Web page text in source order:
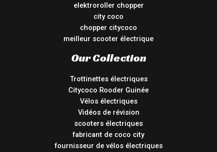
elektroroller chopper
city coco
chopper citycoco
meilleur scooter électrique
Our Collection
Trottinettes électriques
Citycoco Rooder Guinée
Vélos électriques
Vidéos de révision
scooters électriques
fabricant de coco city
fournisseur de vélos électriques